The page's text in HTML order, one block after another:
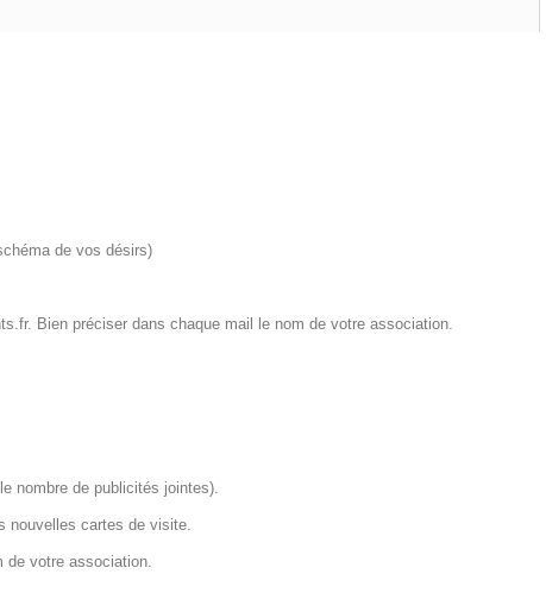
de vos désirs)
Bien préciser dans chaque mail le nom de votre association.
nombre de publicités jointes).
nouvelles cartes de visite.
de votre association.